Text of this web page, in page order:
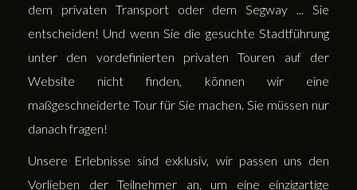
dem privaten Transport oder dem Segway ... Sie
entscheiden! Und wenn Sie die gesuchte Stadtführung
unter den vordefinierten privaten Touren auf der
Website nicht finden, können wir eine
maßgeschneiderte Tour für Sie machen. Sie müssen nur
danach fragen!
Unsere Erlebnisse sind exklusiv, wir passen uns den
Vorlieben der Teilnehmer an, um eine einzigartige